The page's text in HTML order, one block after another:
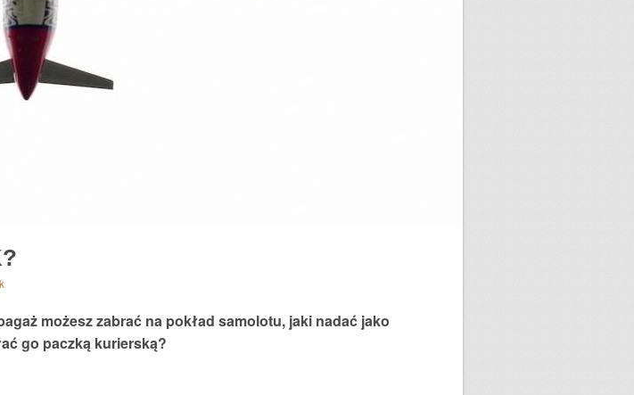
możesz zabrać na pokład samolotu, jaki nadać jako
go paczką kurierską?